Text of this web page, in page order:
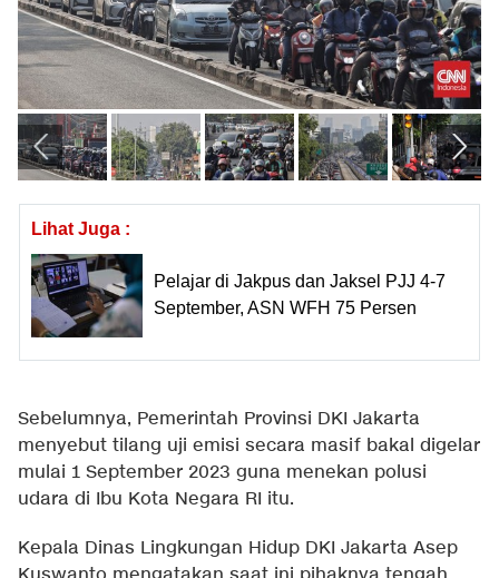
Lihat Juga :
Pelajar di Jakpus dan Jaksel PJJ 4-7
September, ASN WFH 75 Persen
Sebelumnya, Pemerintah Provinsi DKI Jakarta
menyebut tilang uji emisi secara masif bakal digelar
mulai 1 September 2023 guna menekan polusi
udara di Ibu Kota Negara RI itu.
Kepala Dinas Lingkungan Hidup DKI Jakarta Asep